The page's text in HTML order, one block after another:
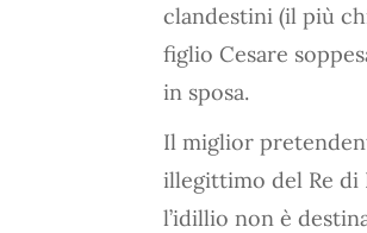
clandestini (il più
figlio Cesare
in sposa.
Il miglior
illegittimo del Re di
l’idillio non è